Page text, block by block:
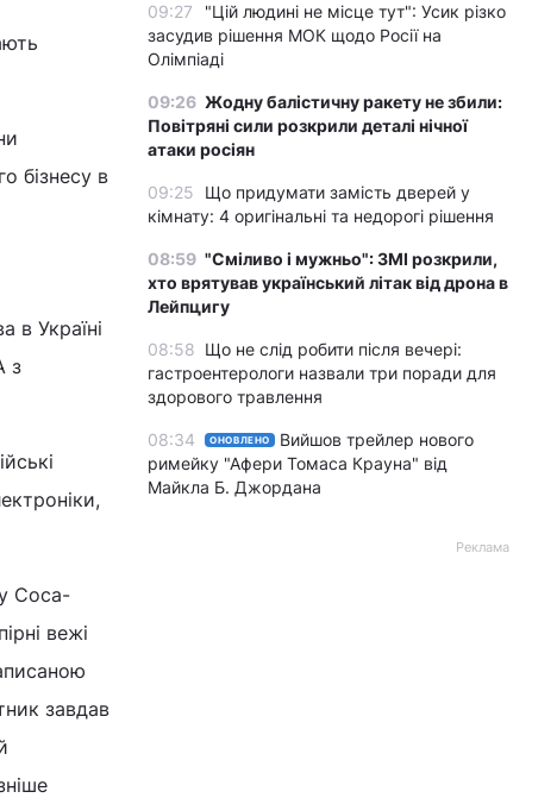
бізнесу в
в Україні
з
Coca-
вежі
завдав
09:27
"Цій людині не місце тут": Усик різко
засудив рішення МОК щодо Росії на
Олімпіаді
09:26 Жодну балістичну ракету не збили:
Повітряні сили розкрили деталі нічної
атаки росіян
09:25
Що придумати замість дверей у
кімнату: 4 оригінальні та недорогі рішення
08:59 "Сміливо і мужньо": ЗМІ розкрили,
хто врятував український літак від дрона в
Лейпцигу
08:58 Що не слід робити після вечері:
гастроентерологи назвали три поради для
здорового травлення
08:34 ОНОВЛЕНО
Вийшов трейлер нового
римейку "Афери Томаса Крауна" від
Майкла Б. Джордана
Реклама